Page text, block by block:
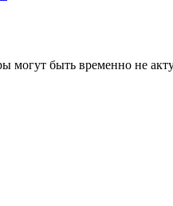
могут быть временно не